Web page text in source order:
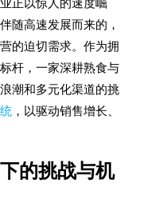
正以惊人的速度崛
随高速发展而来的，
的迫切需求。作为拥
杆，一家深耕熟食与
潮和多元化渠道的挑
，以驱动销售增长、
的挑战与机